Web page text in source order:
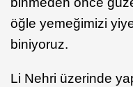
öğle yemeğimizi
biniyoruz.
Li Nehri üzerinde